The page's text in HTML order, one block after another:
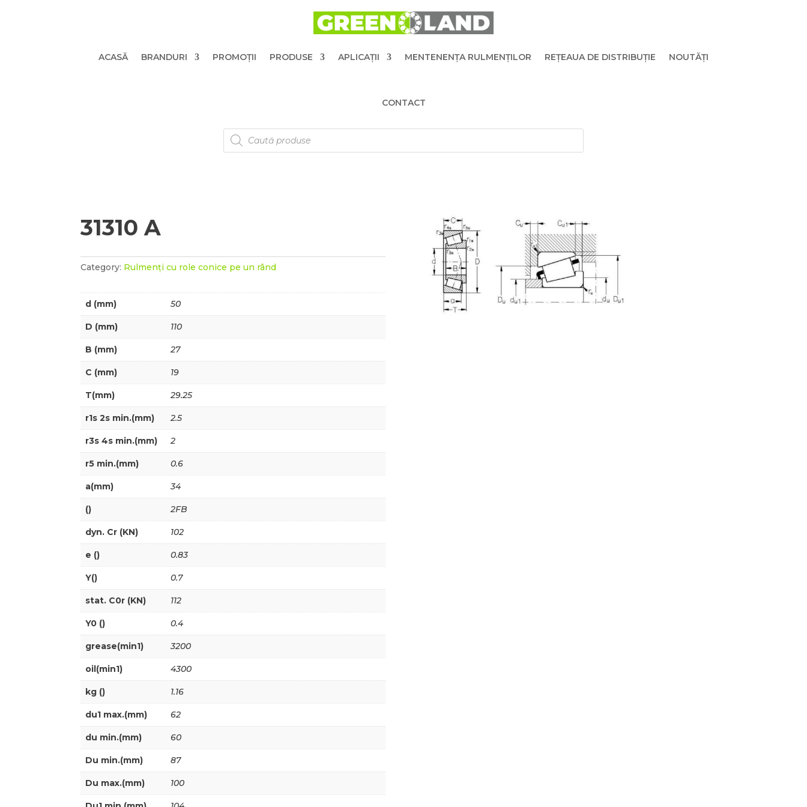
ACASĂ BRANDURI PROMOȚII PRODUSE APLICAȚII MENTENENȚA RULMENȚILOR REȚEAUA DE DISTRIBUȚIE NOUTĂȚI
CONTACT
Products
search
31310 A
Category: Rulmenți cu role conice pe un rând
d (mm) 50
D (mm) 110
B (mm) 27
C (mm) 19
T(mm) 29.25
r1s 2s min.(mm) 2.5
r3s 4s min.(mm) 2
r5 min.(mm) 0.6
a(mm) 34
() 2FB
dyn. Cr (KN) 102
e () 0.83
Y() 0.7
stat. C0r (KN) 112
Y0 () 0.4
grease(min1) 3200
oil(min1) 4300
kg () 1.16
du1 max.(mm) 62
du min.(mm) 60
Du min.(mm) 87
Du max.(mm) 100